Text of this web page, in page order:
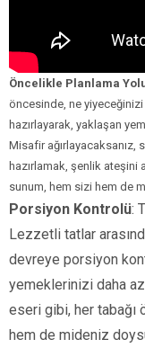
Öncelikle Planlama
öncesinde, ne
hazırlayarak, yaklaşan
Misafir ağırlayacaksanız,
hazırlamak, şenlik ateşini
sunum, hem sizi hem de
Porsiyon Kontrolü:
Lezzetli tatlar
devreye porsiyon
yemeklerinizi daha
eseri gibi, her tabağı
hem de mideniz